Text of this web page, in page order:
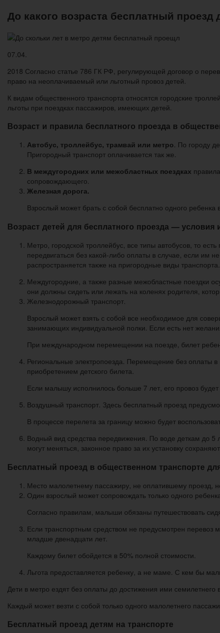
До какого возраста бесплатный проезд
07.04.
2018 Согласно статье 786 ГК РФ, регулирующей договор о
право на неоплачиваемый или льготный провоз детей.
К видам общественного транспорта относятся городские
льготы при поездках пассажиров, имеющих детей.
Возраст и правила бесплатного проезда в
Автобус, троллейбус, трамвай или метро. По городу
Пригородный транспорт оплачивается так же.
В междугородних или межобластных поездках
сопровождающего.
Железная дорога.
Взрослый может брать с собой бесплатно одного ребенка
Возраст детей для бесплатного проезда — условия
Метро, городской троллейбус, все типы автобусов, то
передвигаться без какой-либо оплаты в случае, если им
распространяется также на пригородные виды транспорта.
Междугородние, а также разные межобластные поездки
они должны сидеть или лежать на коленях родителя,
Железнодорожный транспорт.
Взрослый может взять с собой все необходимое для
занимающих индивидуальной полки. Если есть нет
При международном перемещении на поезде, билет
Региональные электропоезда. Перемещение без оплаты
приобретением детского билета.
Если малышу исполнилось больше 7 лет, его провоз
Воздушный транспорт. Здесь бесплатный проезд
В процессе перелета за границу можно будет
Водный вид средства передвижения. По воде деткам до 5
могут меняться, законное право за их установку
Бесплатный проезд в общественном транспорте
Место малолетнему пассажиру, не оплатившему проезд,
Один взрослый может сопровождать только одного
Согласно правилам, малыши обязаны путешествовать
Если транспортным средством не предусмотрен перевоз
младше двенадцати лет.
Каждому билет обойдется в 50% полной стоимости.
Льгота предоставляется ребенку, а не маме. С кем бы
Дети в метро ездят без оплаты до достижения ими
Каждый может везти с собой только одного малолетнего
Бесплатный проезд детям на транспорте